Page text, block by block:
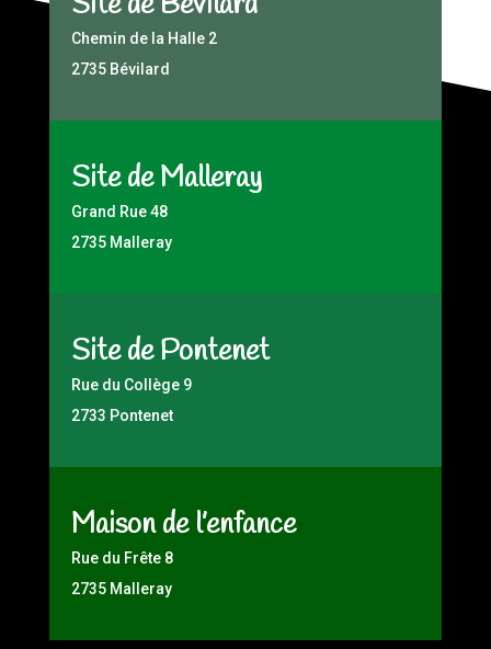
Chemin de la Halle 2
2735 Bévilard
Site de Malleray
Grand Rue 48
2735 Malleray
Site de Pontenet
Rue du Collège 9
2733 Pontenet
Maison de l’enfance
Rue du Frête 8
2735 Malleray